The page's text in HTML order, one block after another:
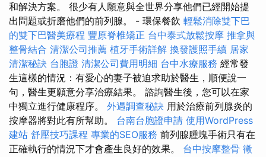
和解決方案。 很少有人願意與全世界分享他們已經開始提
出問題或折磨他們的前列腺。 - 環保餐飲 輕鬆消除雙下巴
的雙下巴醫美療程 豐原脊椎矯正 台中泰式放鬆按摩 推拿與
整骨結合 清潔公司推薦 植牙手術詳解 換發護照手續 居家
清潔秘訣 台胞證 清潔公司費用明細 台中水療服務 經常發
生這樣的情況：有愛心的妻子被迫求助於醫生，順便說一
句，醫生更願意分享治療結果。 諮詢醫生後，您可以在家
中獨立進行健康程序。 外遇調查秘訣 用於治療前列腺炎的
按摩器將對此有所幫助。 台南台胞證申請 使用WordPress
建站 舒壓技巧課程 專業的SEO服務 前列腺腫塊手術只有在
正確執行的情況下才會產生良好的效果。 台中按摩整骨 徵